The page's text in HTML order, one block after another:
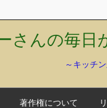
さんの毎日
～キッチ
著作権について